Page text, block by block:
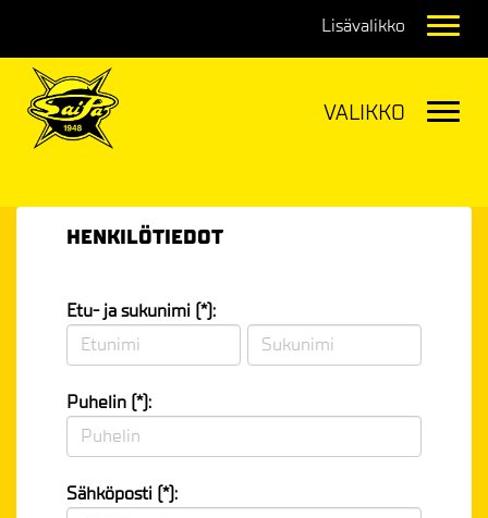
HENKILÖTIEDOT
Etu- ja sukunimi (*):
Puhelin (*):
Sähköposti (*):